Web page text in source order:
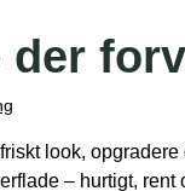
look,
– hurtigt, rent